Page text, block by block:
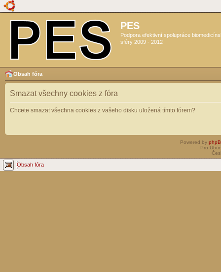
PES
Podpora efektivní spolupráce
sféry 2009 - 2012
Obsah fóra
Smazat všechny cookies z fóra
Chcete smazat všechna cookies z vašeho disku uložená tímto fórem?
Powered by
Pro
Obsah fóra